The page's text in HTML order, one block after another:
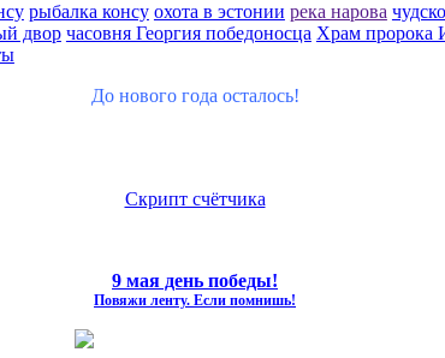
рыбалка консу охота в эстонии река нарова
двор часовня Георгия победоносца Храм пророка
До нового года осталось!
Скрипт счётчика
9 мая день победы!
Повяжи ленту. Если помнишь!